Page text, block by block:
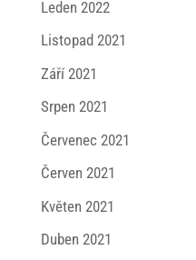
Leden 2022
Listopad 2021
Září 2021
Srpen 2021
Červenec 2021
Červen 2021
Květen 2021
Duben 2021